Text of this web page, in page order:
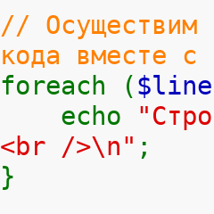
// Осуществим
кода вместе с
foreach (
echo
<br />\n" ;
}